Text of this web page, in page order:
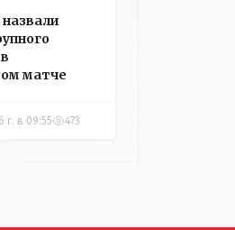
матче
г. в 09:55 473